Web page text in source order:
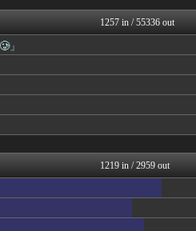
ラビット速報
1257 in / 55336 out
」
1219 in / 2959 out